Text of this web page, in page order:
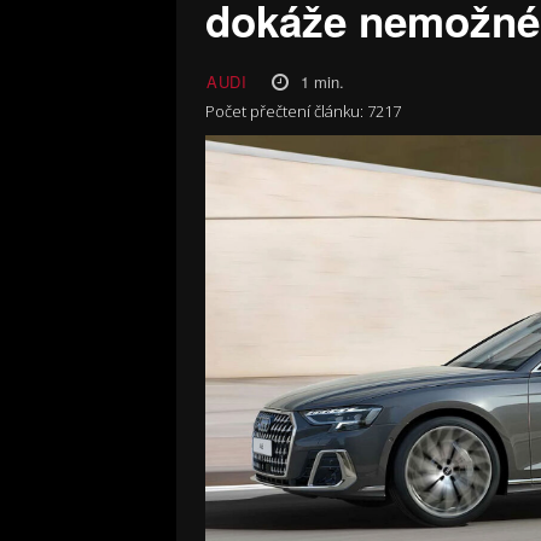
dokáže
AUDI 1 min.
Počet přečtení článku: 7217